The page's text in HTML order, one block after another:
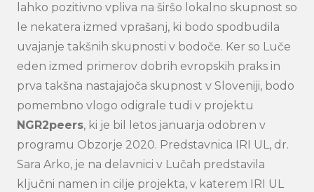
lahko pozitivno vpliva na širšo lokalno skupnost so
le nekatera izmed vprašanj, ki bodo spodbudila
uvajanje takšnih skupnosti v bodoče. Ker so Luče
eden izmed primerov dobrih evropskih praks in
prva takšna nastajajoča skupnost v Sloveniji, bodo
pomembno vlogo odigrale tudi v projektu
NGR2peers, ki je bil letos januarja odobren v
programu Obzorje 2020. Predstavnica IRI UL, dr.
Sara Arko, je na delavnici v Lučah predstavila
ključni namen in cilje projekta, v katerem IRI UL